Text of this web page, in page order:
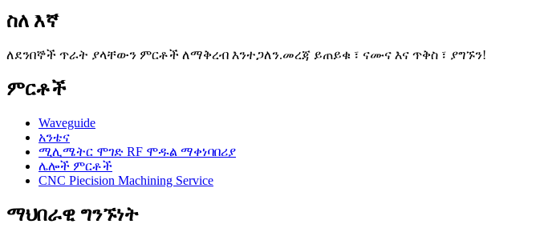
ስለ እኛ
ለደንበኞች ጥራት ያላቸውን ምርቶች ለማቅረብ እንተጋለን.መረጃ ይጠይቁ ፣ ናሙና እና ጥቅስ ፣ ያግኙን!
ምርቶች
Waveguide
አንቴና
ሚሊሜትር ሞገድ RF ሞዱል ማቀነባበሪያ
ሌሎች ምርቶች
CNC Piecision Machining Service
ማህበራዊ ግንኙነት